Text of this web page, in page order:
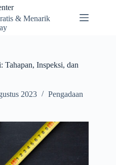
& Menarik
Tahapan, Inspeksi, dan
2023 Pengadaan